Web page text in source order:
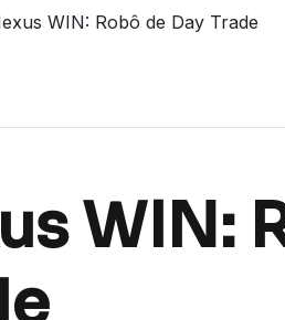
WIN: Robô de Day Trade
WIN: